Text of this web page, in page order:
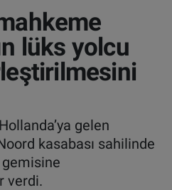
lüks yolcu
gelen
kasabası sahilinde
verdi.
ve Fikstür